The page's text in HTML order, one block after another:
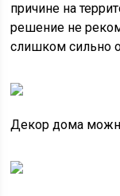
причине на
решение не
слишком сильно
Декор дома